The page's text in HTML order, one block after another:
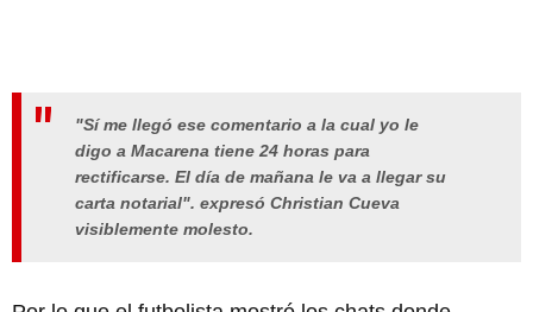
"Sí me llegó ese comentario a la cual yo le
digo a Macarena tiene 24 horas para
rectificarse. El día de mañana le va a llegar su
carta notarial". expresó Christian Cueva
visiblemente molesto.